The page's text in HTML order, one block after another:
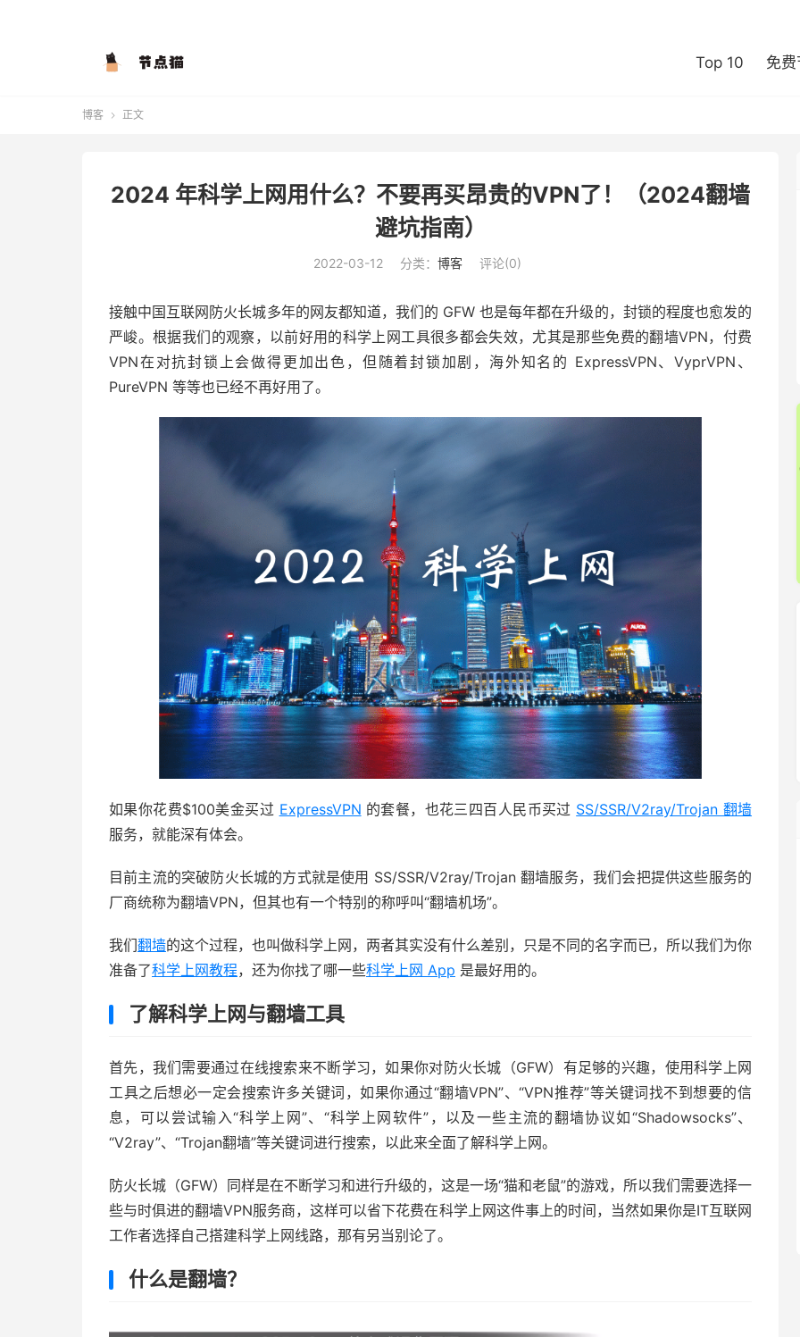
Top 10 免
博客  正文
2024 年科学上网用什么？不要再买昂贵的VPN了！（2024翻墙
避坑指南）
2022-03-12 分类： 博客 评论(0)
接触中国互联网防火长城多年的网友都知道，我们的 GFW 也是每年都在升级的，封锁的程度也愈发的
严峻。根据我们的观察，以前好用的科学上网工具很多都会失效，尤其是那些免费的翻墙VPN，付费
VPN在对抗封锁上会做得更加出色，但随着封锁加剧，海外知名的 ExpressVPN、VyprVPN、
PureVPN 等等也已经不再好用了。
如果你花费$100美金买过 ExpressVPN 的套餐，也花三四百人民币买过 SS/SSR/V2ray/Trojan 翻墙
服务，就能深有体会。
目前主流的突破防火长城的方式就是使用 SS/SSR/V2ray/Trojan 翻墙服务，我们会把提供这些服务的
厂商统称为翻墙VPN，但其也有一个特别的称呼叫“翻墙机场”。
我们翻墙的这个过程，也叫做科学上网，两者其实没有什么差别，只是不同的名字而已，所以我们为你
准备了科学上网教程，还为你找了哪一些科学上网 App 是最好用的。
了解科学上网与翻墙工具
首先，我们需要通过在线搜索来不断学习，如果你对防火长城（GFW）有足够的兴趣，使用科学上网
工具之后想必一定会搜索许多关键词，如果你通过“翻墙VPN”、“VPN推荐”等关键词找不到想要的信
息，可以尝试输入“科学上网”、“科学上网软件”，以及一些主流的翻墙协议如“Shadowsocks”、
“V2ray”、“Trojan翻墙”等关键词进行搜索，以此来全面了解科学上网。
防火长城（GFW）同样是在不断学习和进行升级的，这是一场“猫和老鼠”的游戏，所以我们需要选择一
些与时俱进的翻墙VPN服务商，这样可以省下花费在科学上网这件事上的时间，当然如果你是IT互联网
工作者选择自己搭建科学上网线路，那有另当别论了。
什么是翻墙？